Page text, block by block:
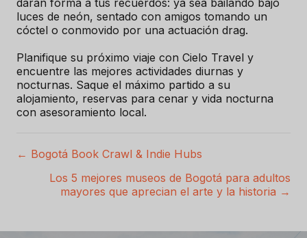
darán forma a tus recuerdos: ya sea bailando bajo
luces de neón, sentado con amigos tomando un
cóctel o conmovido por una actuación drag.
Planifique su próximo viaje con Cielo Travel y
encuentre las mejores actividades diurnas y
nocturnas. Saque el máximo partido a su
alojamiento, reservas para cenar y vida nocturna
con asesoramiento local.
t
← Bogotá Book Crawl & Indie Hubs
Los 5 mejores museos de Bogotá para adultos
mayores que aprecian el arte y la historia →